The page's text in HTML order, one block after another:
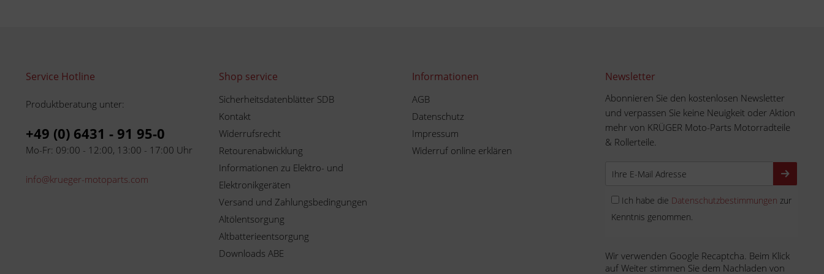
Service Hotline
Produktberatung unter:
+49 (0) 6431 - 91 95-0
Mo-Fr: 09:00 - 12:00, 13:00 - 17:00 Uhr
info@krueger-motoparts.com
Shop service
Sicherheitsdatenblätter SDB
Kontakt
Widerrufsrecht
Retourenabwicklung
Informationen zu Elektro- und
Elektronikgeräten
Versand und Zahlungsbedingungen
Altölentsorgung
Altbatterieentsorgung
Downloads ABE
Informationen
AGB
Datenschutz
Impressum
Widerruf online erklären
Newsletter
Abonnieren Sie den kostenlosen Newsletter
und verpassen Sie keine Neuigkeit oder Aktion
mehr von KRÜGER Moto-Parts Motorradteile
& Rollerteile.
Ich habe die Datenschutzbestimmungen zur
Kenntnis genommen.
Wir verwenden Google Recaptcha. Beim Klick
auf Weiter stimmen Sie dem Nachladen von